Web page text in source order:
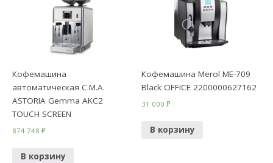
Кофемашина
автоматическая C.M.A.
ASTORIA Gemma AKC2
TOUCH SCREEN
874 748₽
В корзину
Кофемашина Merol ME-709
Black OFFICE 2200000627162
31 000₽
В корзину